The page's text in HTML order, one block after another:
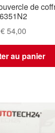
de
6351N2
€54,00
au panier